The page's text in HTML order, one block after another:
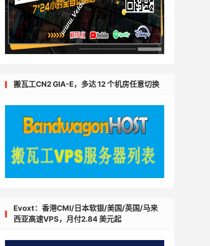
搬瓦工CN2 GIA-E，多达 12 个机房任意切换
Evoxt：香港CMI/日本软银/美国/英国/马来
西亚高速VPS，月付2.84 美元起